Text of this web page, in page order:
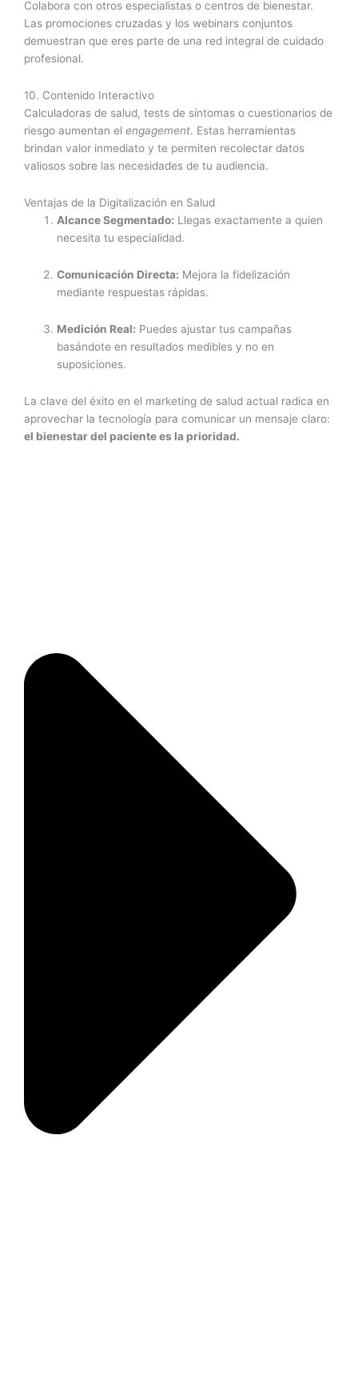
Colabora con otros especialistas o centros de bienestar.
Las promociones cruzadas y los webinars conjuntos
demuestran que eres parte de una red integral de cuidado
profesional.
10. Contenido Interactivo
Calculadoras de salud, tests de síntomas o cuestionarios de
riesgo aumentan el engagement. Estas herramientas
brindan valor inmediato y te permiten recolectar datos
valiosos sobre las necesidades de tu audiencia.
Ventajas de la Digitalización en Salud
Alcance Segmentado: Llegas exactamente a quien
necesita tu especialidad.
Comunicación Directa: Mejora la fidelización
mediante respuestas rápidas.
Medición Real: Puedes ajustar tus campañas
basándote en resultados medibles y no en
suposiciones.
La clave del éxito en el marketing de salud actual radica en
aprovechar la tecnología para comunicar un mensaje claro:
el bienestar del paciente es la prioridad.